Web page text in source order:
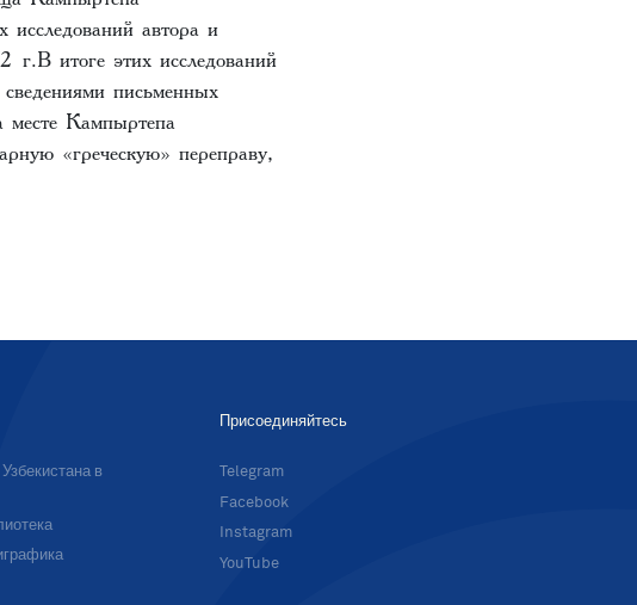
исследований автора и
г.В итоге этих исследований
письменных
месте Кампыртепа
«греческую» переправу,
в
Присоединяйтесь
Telegram
Facebook
Instagram
YouTube